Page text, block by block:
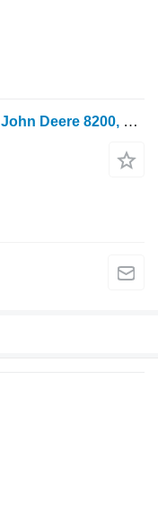
Кабина для трактора колесного John Deere 8200, 8300, 8400